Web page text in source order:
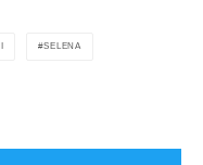
SELENA